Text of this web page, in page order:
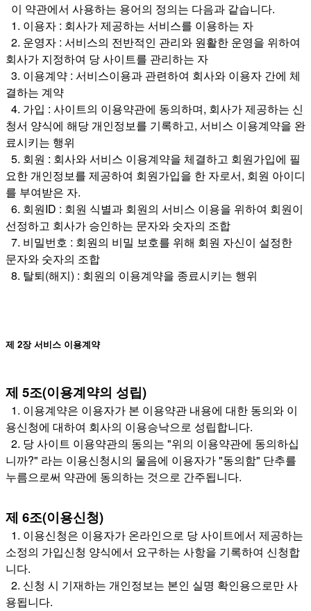
이 약관에서 사용하는 용어의 정의는 다음과 같습니다.
1. 이용자 : 회사가 제공하는 서비스를 이용하는 자
2. 운영자 : 서비스의 전반적인 관리와 원활한 운영을 위하여
회사가 지정하여 당 사이트를 관리하는 자
3. 이용계약 : 서비스이용과 관련하여 회사와 이용자 간에 체
결하는 계약
4. 가입 : 사이트의 이용약관에 동의하며, 회사가 제공하는 신
청서 양식에 해당 개인정보를 기록하고, 서비스 이용계약을 완
료시키는 행위
5. 회원 : 회사와 서비스 이용계약을 체결하고 회원가입에 필
요한 개인정보를 제공하여 회원가입을 한 자로서, 회원 아이디
를 부여받은 자.
6. 회원ID : 회원 식별과 회원의 서비스 이용을 위하여 회원이
선정하고 회사가 승인하는 문자와 숫자의 조합
7. 비밀번호 : 회원의 비밀 보호를 위해 회원 자신이 설정한
문자와 숫자의 조합
8. 탈퇴(해지) : 회원의 이용계약을 종료시키는 행위
제 2장 서비스 이용계약
제 5조(이용계약의 성립)
1. 이용계약은 이용자가 본 이용약관 내용에 대한 동의와 이
용신청에 대하여 회사의 이용승낙으로 성립합니다.
2. 당 사이트 이용약관의 동의는 "위의 이용약관에 동의하십
니까?" 라는 이용신청시의 물음에 이용자가 "동의함" 단추를
누름으로써 약관에 동의하는 것으로 간주됩니다.
제 6조(이용신청)
1. 이용신청은 이용자가 온라인으로 당 사이트에서 제공하는
소정의 가입신청 양식에서 요구하는 사항을 기록하여 신청합
니다.
2. 신청 시 기재하는 개인정보는 본인 실명 확인용으로만 사
용됩니다.